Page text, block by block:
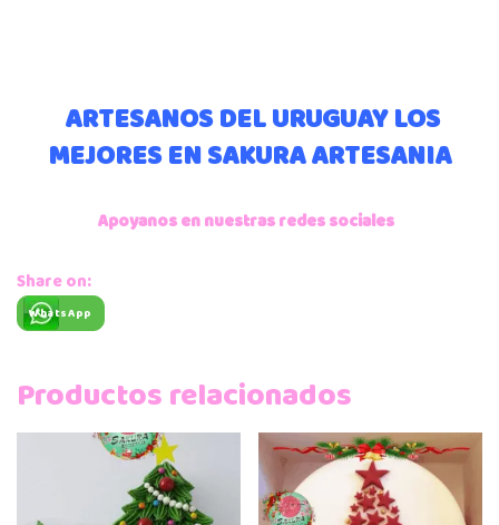
ARTESANOS DEL URUGUAY LOS
MEJORES EN SAKURA ARTESANIA
Apoyanos en nuestras redes sociales
Share on:
WhatsApp
Productos relacionados